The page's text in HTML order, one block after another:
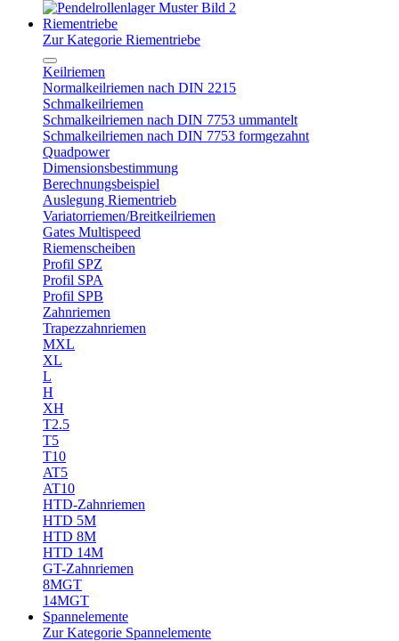
Riementriebe
Zur Kategorie Riementriebe
Keilriemen
Normalkeilriemen nach DIN 2215
Schmalkeilriemen
Schmalkeilriemen nach DIN 7753 ummantelt
Schmalkeilriemen nach DIN 7753 formgezahnt
Quadpower
Dimensionsbestimmung
Berechnungsbeispiel
Auslegung Riementrieb
Variatorriemen/Breitkeilriemen
Gates Multispeed
Riemenscheiben
Profil SPZ
Profil SPA
Profil SPB
Zahnriemen
Trapezzahnriemen
MXL
XL
L
H
XH
T2.5
T5
T10
AT5
AT10
HTD-Zahnriemen
HTD 5M
HTD 8M
HTD 14M
GT-Zahnriemen
8MGT
14MGT
Spannelemente
Zur Kategorie Spannelemente